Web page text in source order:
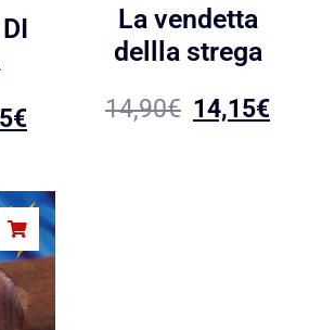
€
La vendetta
dellla strega
14,90€ 14,15€